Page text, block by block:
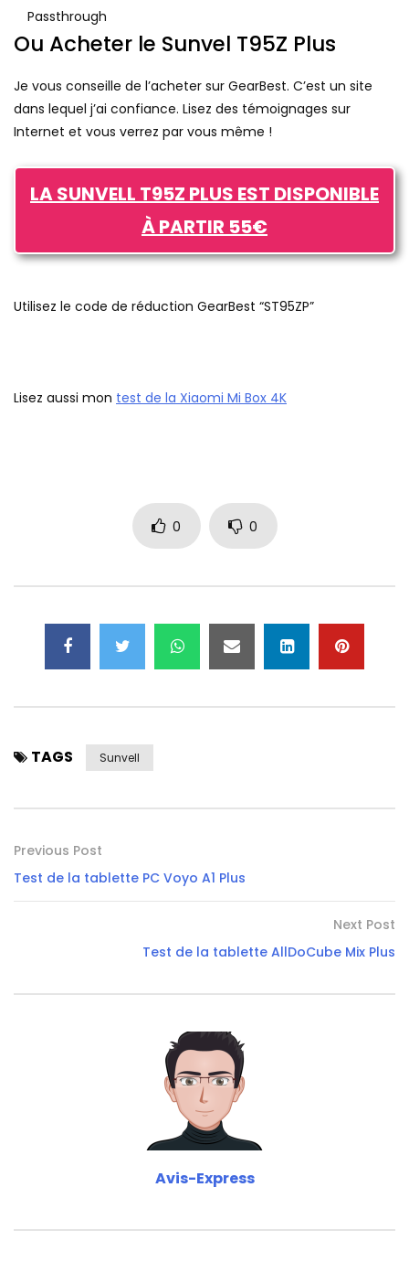
Passthrough
Ou Acheter le Sunvel T95Z Plus
Je vous conseille de l’acheter sur GearBest. C’est un site
dans lequel j’ai confiance. Lisez des témoignages sur
Internet et vous verrez par vous même !
LA SUNVELL T95Z PLUS EST DISPONIBLE
À PARTIR 55€
Utilisez le code de réduction GearBest “ST95ZP”
Lisez aussi mon test de la Xiaomi Mi Box 4K
0 0
TAGS Sunvell
Previous Post
Test de la tablette PC Voyo A1 Plus
Next Post
Test de la tablette AllDoCube Mix Plus
Avis-Express